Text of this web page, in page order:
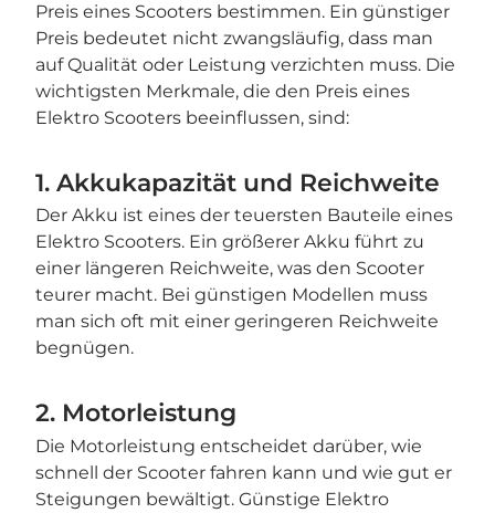
Preis eines Scooters bestimmen. Ein günstiger
Preis bedeutet nicht zwangsläufig, dass man
auf Qualität oder Leistung verzichten muss. Die
wichtigsten Merkmale, die den Preis eines
Elektro Scooters beeinflussen, sind:
1. Akkukapazität und Reichweite
Der Akku ist eines der teuersten Bauteile eines
Elektro Scooters. Ein größerer Akku führt zu
einer längeren Reichweite, was den Scooter
teurer macht. Bei günstigen Modellen muss
man sich oft mit einer geringeren Reichweite
begnügen.
2. Motorleistung
Die Motorleistung entscheidet darüber, wie
schnell der Scooter fahren kann und wie gut er
Steigungen bewältigt. Günstige Elektro